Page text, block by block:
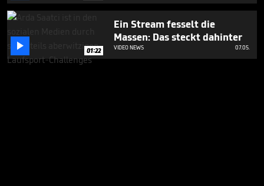
 01:22
Ein Stream fesselt die
Massen: Das steckt dahinter
VIDEO NEWS 07.05.